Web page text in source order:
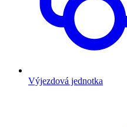
Výjezdová jednotka